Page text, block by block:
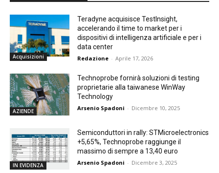
Acquisizioni
Teradyne acquisisce TestInsight,
accelerando il time to market per i
dispositivi di intelligenza artificiale e per i
data center
Redazione - Aprile 17, 2026
AZIENDE
Technoprobe fornirà soluzioni di testing
proprietarie alla taiwanese WinWay
Technology
Arsenio Spadoni - Dicembre 10, 2025
IN EVIDENZA
Semiconduttori in rally: STMicroelectronics
+5,65%, Technoprobe raggiunge il
massimo di sempre a 13,40 euro
Arsenio Spadoni - Dicembre 3, 2025